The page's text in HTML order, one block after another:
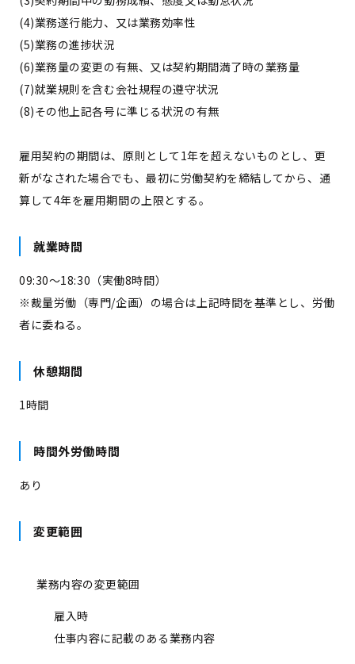
(4)業務遂行能力、又は業務効率性
(5)業務の進捗状況
(6)業務量の変更の有無、又は契約期間満了時の業務量
(7)就業規則を含む会社規程の遵守状況
(8)その他上記各号に準じる状況の有無
雇用契約の期間は、原則として1年を超えないものとし、更
新がなされた場合でも、最初に労働契約を締結してから、通
算して4年を雇用期間の上限とする。
就業時間
09:30〜18:30（実働8時間）
※裁量労働（専門/企画）の場合は上記時間を基準とし、労働
者に委ねる。
休憩期間
1時間
時間外労働時間
あり
変更範囲
業務内容の変更範囲
雇入時
仕事内容に記載のある業務内容